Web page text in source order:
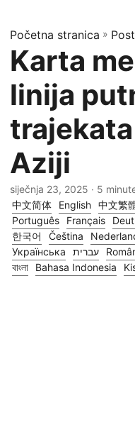
Početna stranica »
Karta
linija
Aziji
siječnja 23, 2025 · 5
中文简体
English 中文繁
Português
Français
한국어
Čeština
Українська
עברית
বাংলা
Bahasa Indonesia